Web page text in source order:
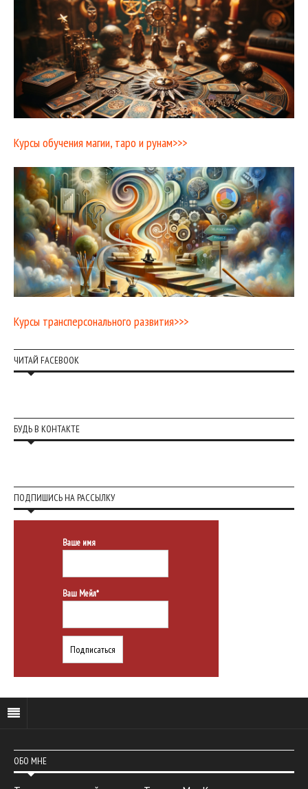
Курсы обучения магии, таро и рунам>>>
Курсы трансперсонального развития>>>
ЧИТАЙ FACEBOOK
БУДЬ В КОНТАКТЕ
ПОДПИШИСЬ НА РАССЫЛКУ
Ваше имя
Ваш Мейл*
ОБО МНЕ